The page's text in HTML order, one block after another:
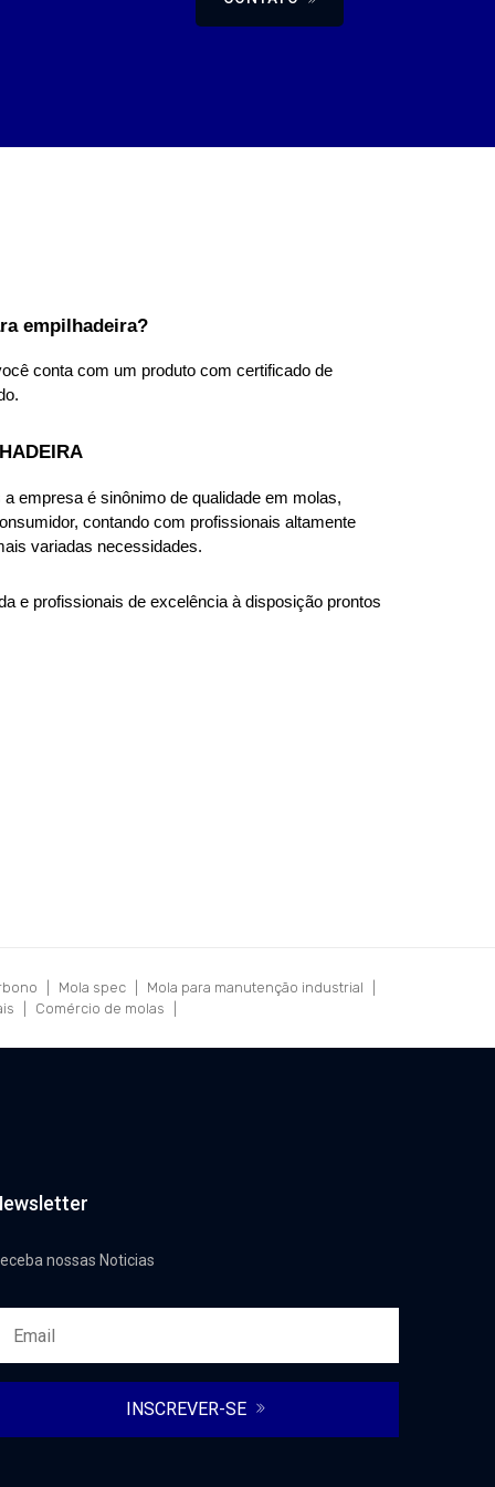
empilhadeira?
conta com um produto com certificado de
empresa é sinônimo de qualidade em molas,
contando com profissionais altamente
variadas necessidades.
e profissionais de excelência à disposição prontos
Mola spec Mola para manutenção industrial
Comércio de molas
nossas Noticias
INSCREVER-SE